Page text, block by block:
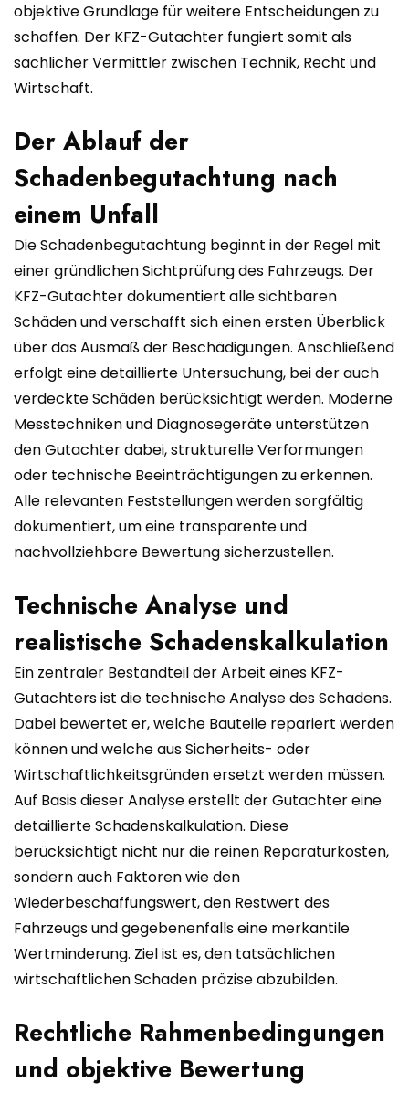
objektive Grundlage für weitere Entscheidungen zu
schaffen. Der KFZ-Gutachter fungiert somit als
sachlicher Vermittler zwischen Technik, Recht und
Wirtschaft.
Der Ablauf der
Schadenbegutachtung nach
einem Unfall
Die Schadenbegutachtung beginnt in der Regel mit
einer gründlichen Sichtprüfung des Fahrzeugs. Der
KFZ-Gutachter dokumentiert alle sichtbaren
Schäden und verschafft sich einen ersten Überblick
über das Ausmaß der Beschädigungen. Anschließend
erfolgt eine detaillierte Untersuchung, bei der auch
verdeckte Schäden berücksichtigt werden. Moderne
Messtechniken und Diagnosegeräte unterstützen
den Gutachter dabei, strukturelle Verformungen
oder technische Beeinträchtigungen zu erkennen.
Alle relevanten Feststellungen werden sorgfältig
dokumentiert, um eine transparente und
nachvollziehbare Bewertung sicherzustellen.
Technische Analyse und
realistische Schadenskalkulation
Ein zentraler Bestandteil der Arbeit eines KFZ-
Gutachters ist die technische Analyse des Schadens.
Dabei bewertet er, welche Bauteile repariert werden
können und welche aus Sicherheits- oder
Wirtschaftlichkeitsgründen ersetzt werden müssen.
Auf Basis dieser Analyse erstellt der Gutachter eine
detaillierte Schadenskalkulation. Diese
berücksichtigt nicht nur die reinen Reparaturkosten,
sondern auch Faktoren wie den
Wiederbeschaffungswert, den Restwert des
Fahrzeugs und gegebenenfalls eine merkantile
Wertminderung. Ziel ist es, den tatsächlichen
wirtschaftlichen Schaden präzise abzubilden.
Rechtliche Rahmenbedingungen
und objektive Bewertung